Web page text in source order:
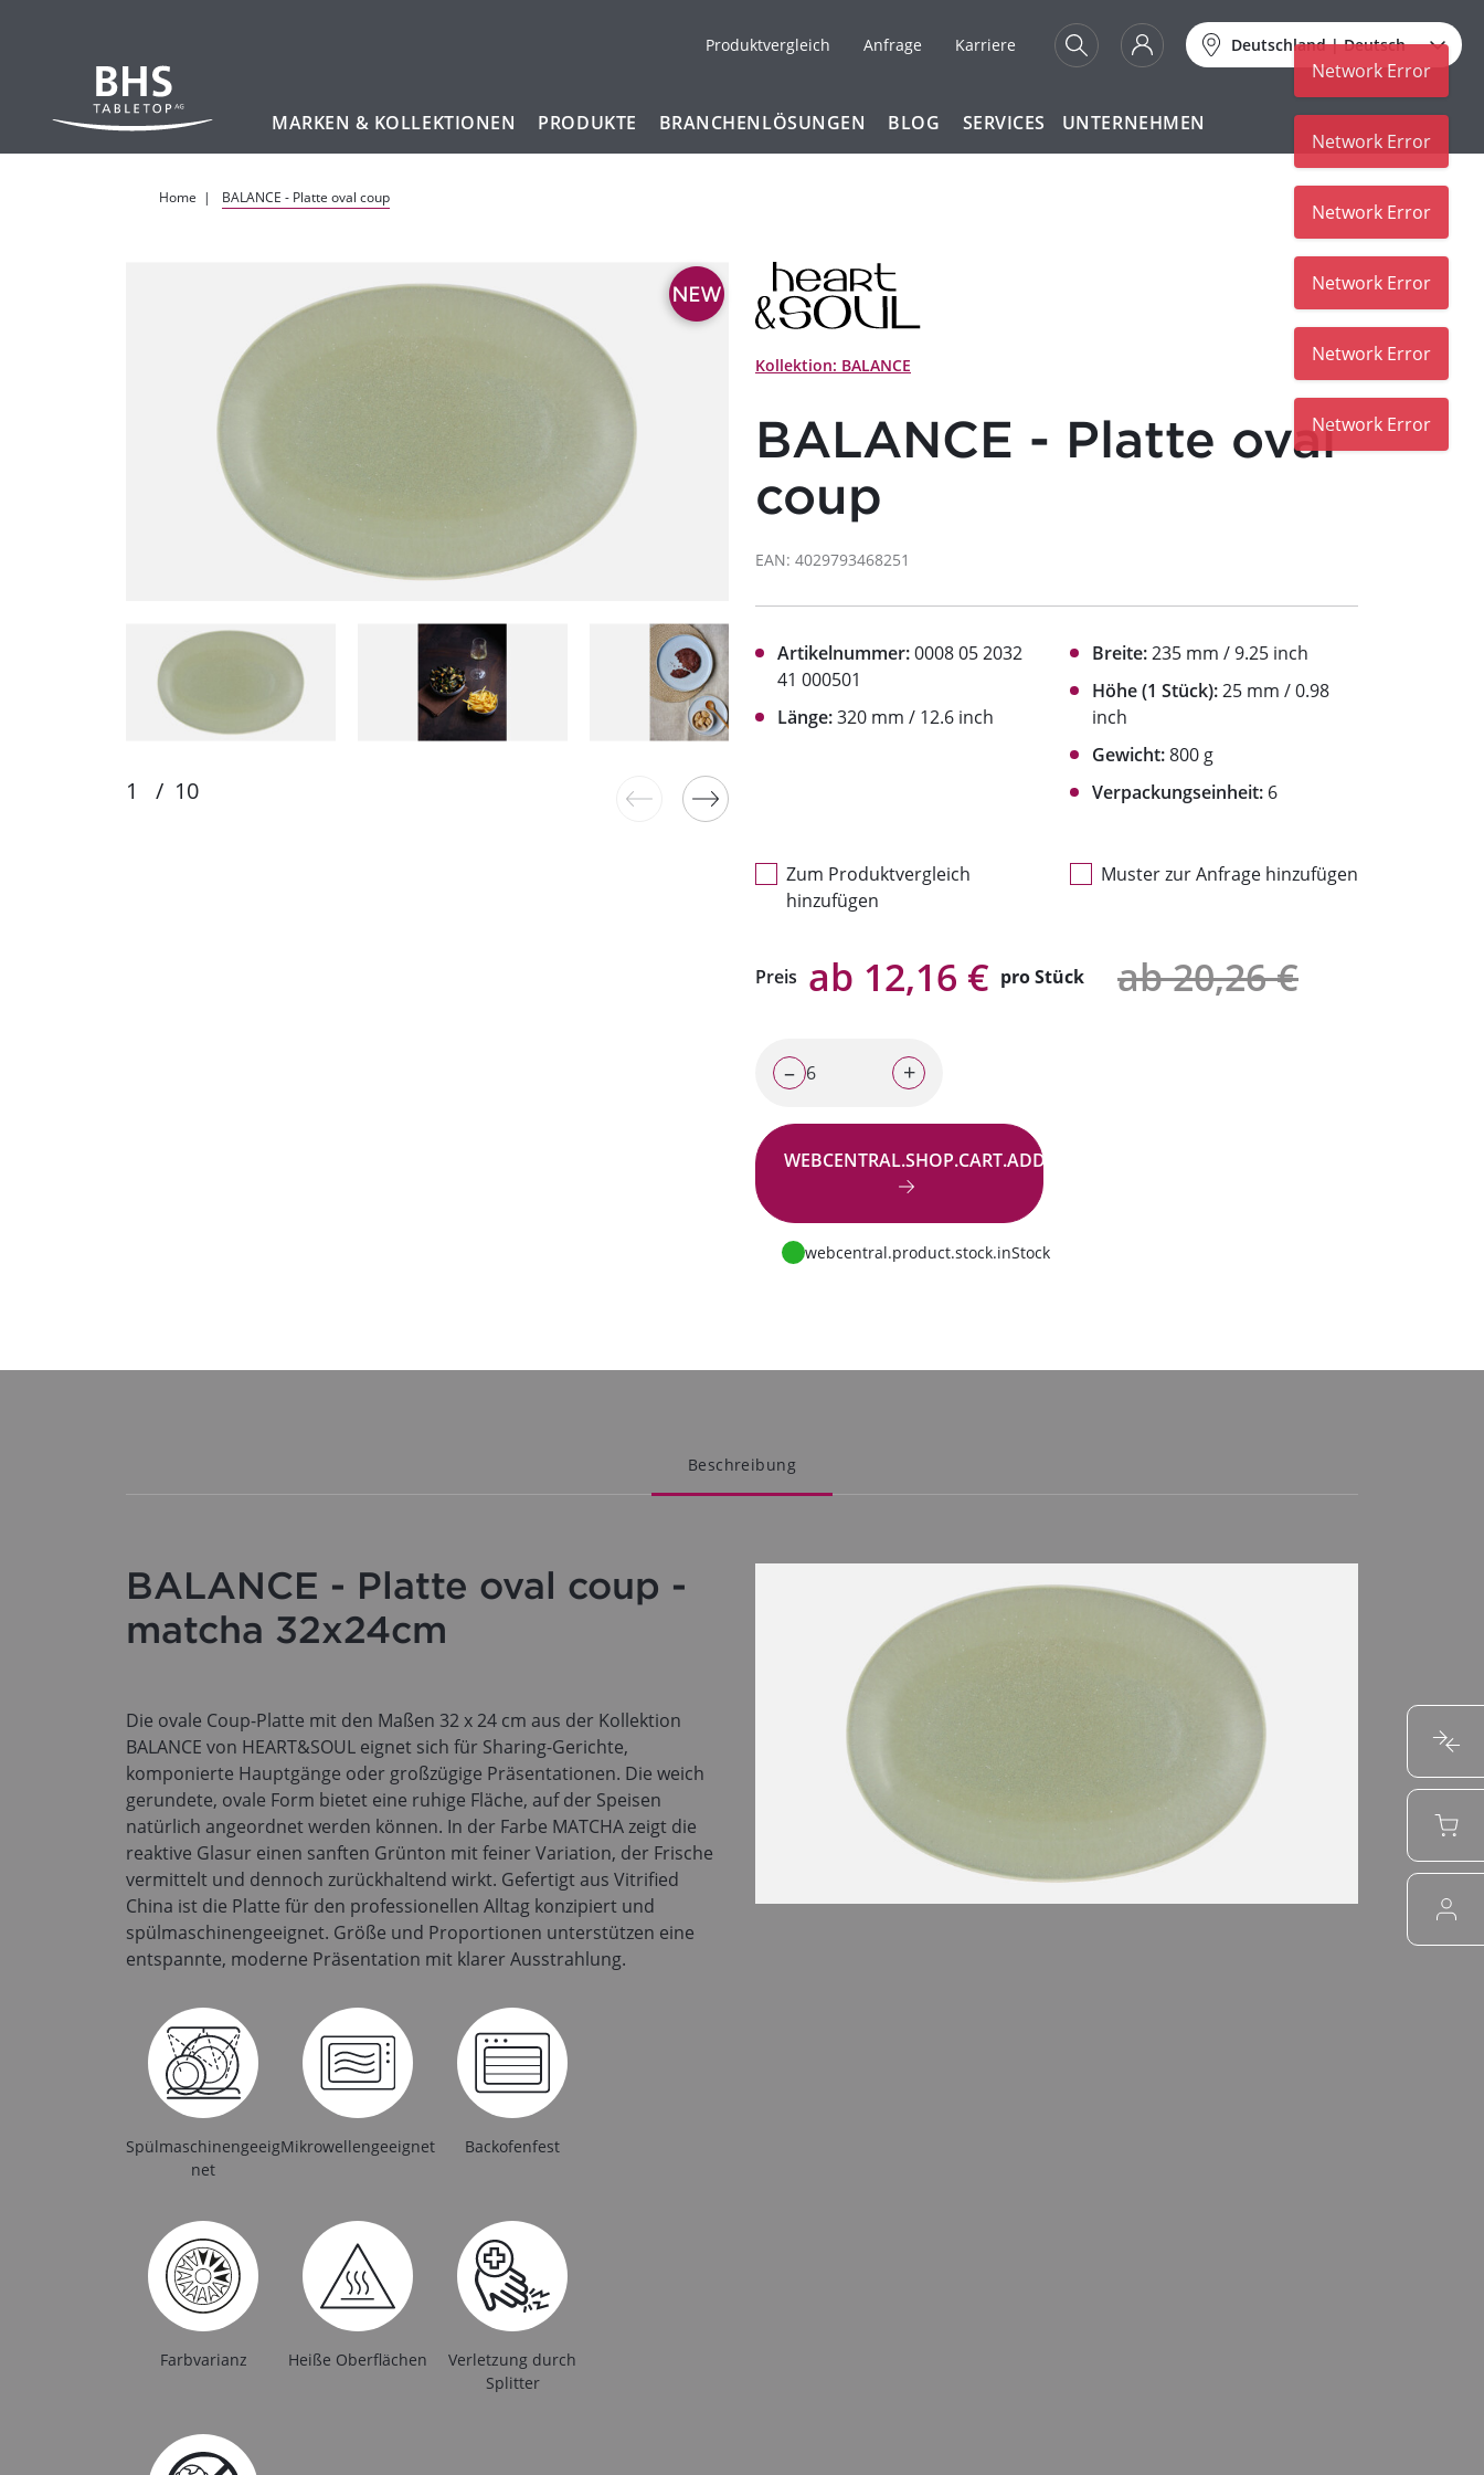
Produktvergleich Anfrage Karriere Deutschland|Deutsch
MARKEN & KOLLEKTIONEN PRODUKTE BRANCHENLÖSUNGEN BLOG SERVICES UNTERNEHMEN
Home BALANCE - Platte oval coup
Kollektion: BALANCE
BALANCE - Platte oval
coup
EAN: 4029793468251
Artikelnummer:0008 05 2032
41 000501
Länge:320 mm / 12.6 inch
Breite:235 mm / 9.25 inch
Höhe (1 Stück):25 mm / 0.98
inch
Gewicht:800 g
Verpackungseinheit: 6
Zum Produktvergleich
hinzufügen
Muster zur Anfrage hinzufügen
Preis ab 12,16 € pro Stück ab 20,26 €
– +
WEBCENTRAL.SHOP.CART.ADD.BUTTON
Zur Anfrage
webcentral.product.stock.inStock
Beschreibung
BALANCE - Platte oval coup -
matcha 32x24cm
Die ovale Coup-Platte mit den Maßen 32 x 24 cm aus der Kollektion
BALANCE von HEART&SOUL eignet sich für Sharing-Gerichte,
komponierte Hauptgänge oder großzügige Präsentationen. Die weich
gerundete, ovale Form bietet eine ruhige Fläche, auf der Speisen
natürlich angeordnet werden können. In der Farbe MATCHA zeigt die
reaktive Glasur einen sanften Grünton mit feiner Variation, der Frische
vermittelt und dennoch zurückhaltend wirkt. Gefertigt aus Vitrified
China ist die Platte für den professionellen Alltag konzipiert und
spülmaschinengeeignet. Größe und Proportionen unterstützen eine
entspannte, moderne Präsentation mit klarer Ausstrahlung.
Spülmaschinengeeig
net
Mikrowellengeeignet Backofenfest
Farbvarianz Heiße Oberflächen
Verletzung durch
Splitter
Network Error
Network Error
Network Error